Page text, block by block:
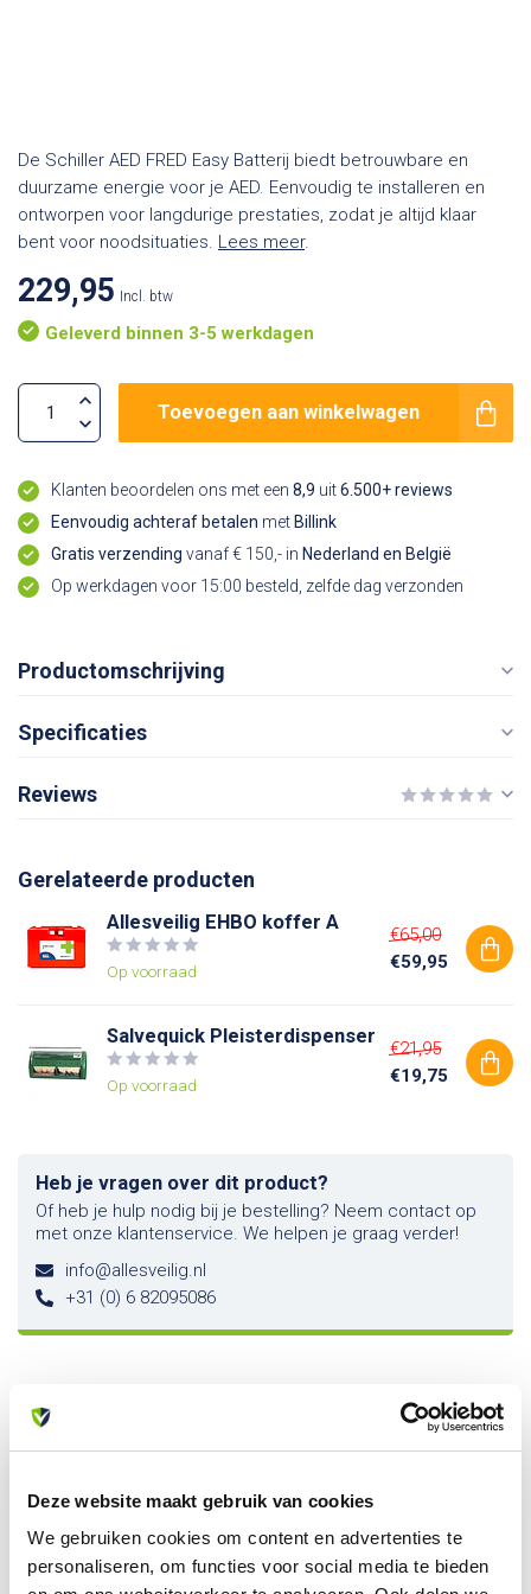
Deze website maakt gebruik van cookies
We gebruiken cookies om content en advertenties te
personaliseren, om functies voor social media te bieden
De Schiller AED FRED Easy Batterij biedt betrouwbare en
duurzame energie voor je AED. Eenvoudig te installeren en
ontworpen voor langdurige prestaties, zodat je altijd klaar
bent voor noodsituaties. Lees meer.
229,95 Incl. btw
Geleverd binnen 3-5 werkdagen
Toevoegen aan winkelwagen
Klanten beoordelen ons met een 8,9 uit6.500+ reviews
Eenvoudig achteraf betalen met Billink
Gratis verzending vanaf € 150,- in Nederland en België
Op werkdagen voor 15:00 besteld, zelfde dag verzonden
Productomschrijving
Specificaties
Reviews
Gerelateerde producten
Allesveilig EHBO koffer A
Op voorraad
€65,00
€59,95
Salvequick Pleisterdispenser
Op voorraad
€21,95
€19,75
Heb je vragen over dit product?
Of heb je hulp nodig bij je bestelling? Neem contact op
met onze klantenservice. We helpen je graag verder!
info@allesveilig.nl
+31 (0) 6 82095086
Recent bekeken